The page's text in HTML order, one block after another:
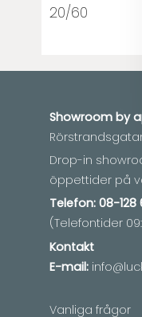
20/60
Showroom by
Rörstrandsgatan
Drop-in
öppettider på
Telefon: 08-128
(Telefontider
Kontakt
E-mail:
Vanliga frågor